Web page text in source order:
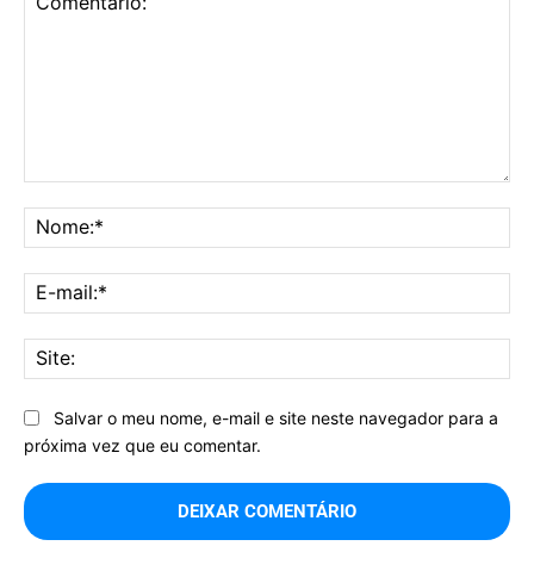
Salvar o meu nome, e-mail e site neste navegador para a
próxima vez que eu comentar.